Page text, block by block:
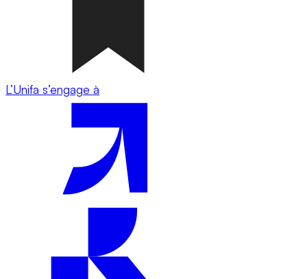
L’Unifa s’engage à